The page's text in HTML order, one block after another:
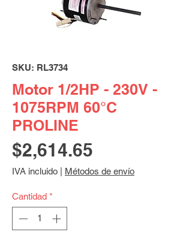
SKU: RL3734
Motor 1/2HP - 230V -
1075RPM 60°C
PROLINE
$2,614.65
IVA incluido Métodos de envío
Cantidad *